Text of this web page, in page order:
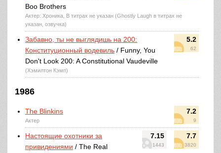
Boo Brothers
Актер: Хроника, В титрах не указан (Ghostly Laugh в титрах не
указан, озвучка)
5.2
62
Забавно, ты не выглядишь на 200:
Конституционный водевиль / Funny, You
Don't Look 200: A Constitutional Vaudeville
(Хэмилтон Кэмп)
1986
7.2
9
The Blinkins
Актер
7.15
1443
7.7
3820
Настоящие охотники за
привидениями / The Real